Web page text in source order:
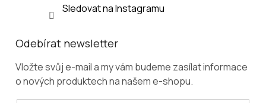
Sledovat na Instagramu
Odebírat newsletter
Vložte svůj e-mail a my vám budeme zasílat informace
o nových produktech na našem e-shopu.